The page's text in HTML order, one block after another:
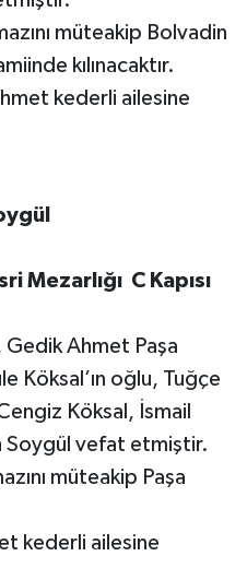
müteakip Bolvadin
kılınacaktır.
kederli ailesine
Mezarlığı C Kapısı
Ahmet Paşa
Köksal’ın oğlu, Tuğçe
Köksal, İsmail
Soygül vefat etmiştir.
müteakip Paşa
kederli ailesine